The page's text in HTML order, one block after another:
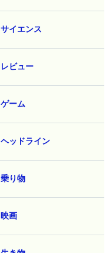
サイエンス
レビュー
ゲーム
ヘッドライン
乗り物
映画